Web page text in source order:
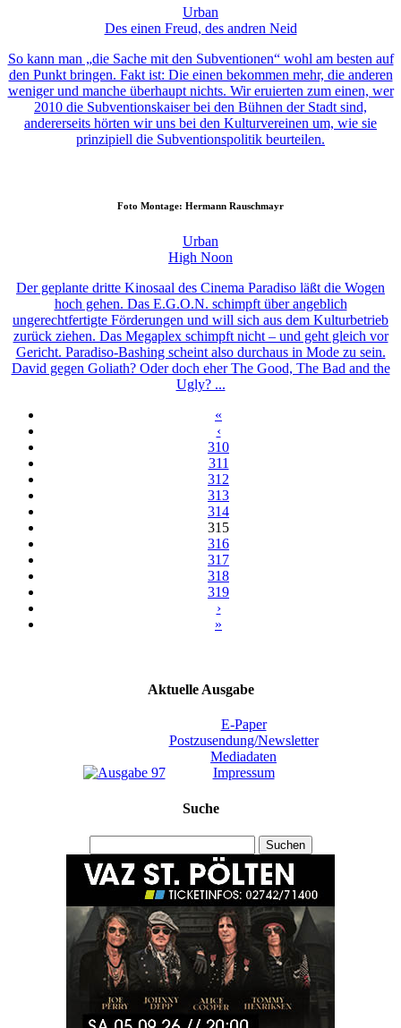
Urban
Des einen Freud, des andren Neid
So kann man „die Sache mit den Subventionen“ wohl am besten auf
den Punkt bringen. Fakt ist: Die einen bekommen mehr, die anderen
weniger und manche überhaupt nichts. Wir eruierten zum einen, wer
2010 die Subventionskaiser bei den Bühnen der Stadt sind,
andererseits hörten wir uns bei den Kulturvereinen um, wie sie
prinzipiell die Subventionspolitik beurteilen.
Foto Montage: Hermann Rauschmayr
Urban
High Noon
Der geplante dritte Kinosaal des Cinema Paradiso läßt die Wogen
hoch gehen. Das E.G.O.N. schimpft über angeblich
ungerechtfertigte Förderungen und will sich aus dem Kulturbetrieb
zurück ziehen. Das Megaplex schimpft nicht – und geht gleich vor
Gericht. Paradiso-Bashing scheint also durchaus in Mode zu sein.
David gegen Goliath? Oder doch eher The Good, The Bad and the
Ugly? ...
«
‹
310
311
312
313
314
315
316
317
318
319
›
»
Aktuelle Ausgabe
E-Paper
Postzusendung/Newsletter
Mediadaten
Impressum
Suche
Suchen